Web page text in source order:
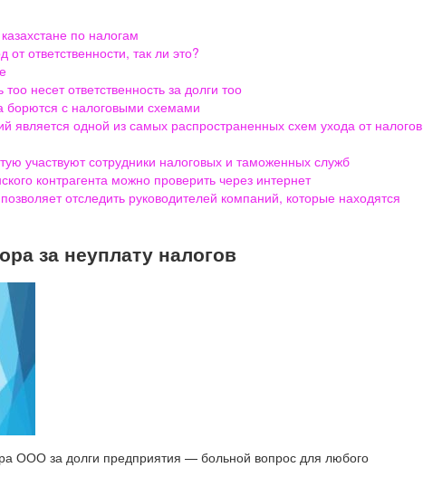
по налогам
ответственности, так ли это?
несет ответственность за долги тоо
борются с налоговыми схемами
является одной из самых распространенных схем ухода от налогов
участвуют сотрудники налоговых и таможенных служб
контрагента можно проверить через интернет
отследить руководителей компаний, которые находятся
за неуплату налогов
ООО за долги предприятия — больной вопрос для любого